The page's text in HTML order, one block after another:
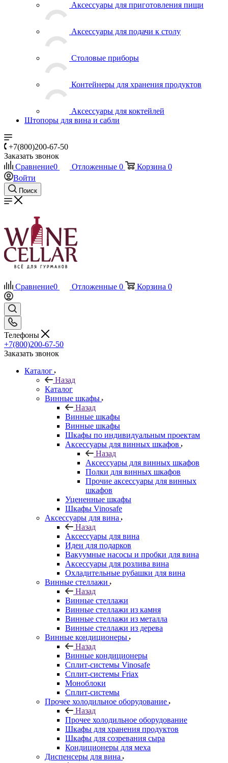
Аксессуары для приготовления пищи
Аксессуары для подачи к столу
Столовые приборы
Контейнеры для хранения продуктов
Аксессуары для коктейлей
Штопоры для вина и сабли
+7(800)200-67-50
Заказать звонок
Сравнение0 Отложенные 0 Корзина 0
Войти
Поиск
Сравнение0 Отложенные 0 Корзина 0
Телефоны
+7(800)200-67-50
Заказать звонок
Каталог
Назад
Каталог
Винные шкафы
Назад
Винные шкафы
Винные шкафы
Шкафы по индивидуальным проектам
Аксессуары для винных шкафов
Назад
Аксессуары для винных шкафов
Полки для винных шкафов
Прочие аксессуары для винных
шкафов
Уцененные шкафы
Шкафы Vinosafe
Аксессуары для вина
Назад
Аксессуары для вина
Идеи для подарков
Вакуумные насосы и пробки для вина
Аксессуары для розлива вина
Охладительные рубашки для вина
Винные стеллажи
Назад
Винные стеллажи
Винные стеллажи из камня
Винные стеллажи из металла
Винные стеллажи из дерева
Винные кондиционеры
Назад
Винные кондиционеры
Сплит-системы Vinosafe
Сплит-системы Friax
Моноблоки
Сплит-системы
Прочее холодильное оборудование
Назад
Прочее холодильное оборудование
Шкафы для хранения продуктов
Шкафы для созревания сыра
Кондиционеры для меха
Диспенсеры для вина